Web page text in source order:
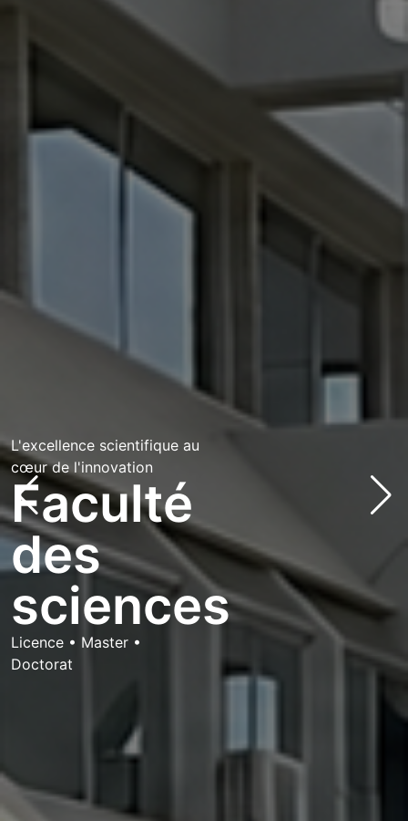
bg via: none found
L'excellence scientifique au
cœur de l'innovation
Faculté
des
sciences
Licence • Master •
Doctorat